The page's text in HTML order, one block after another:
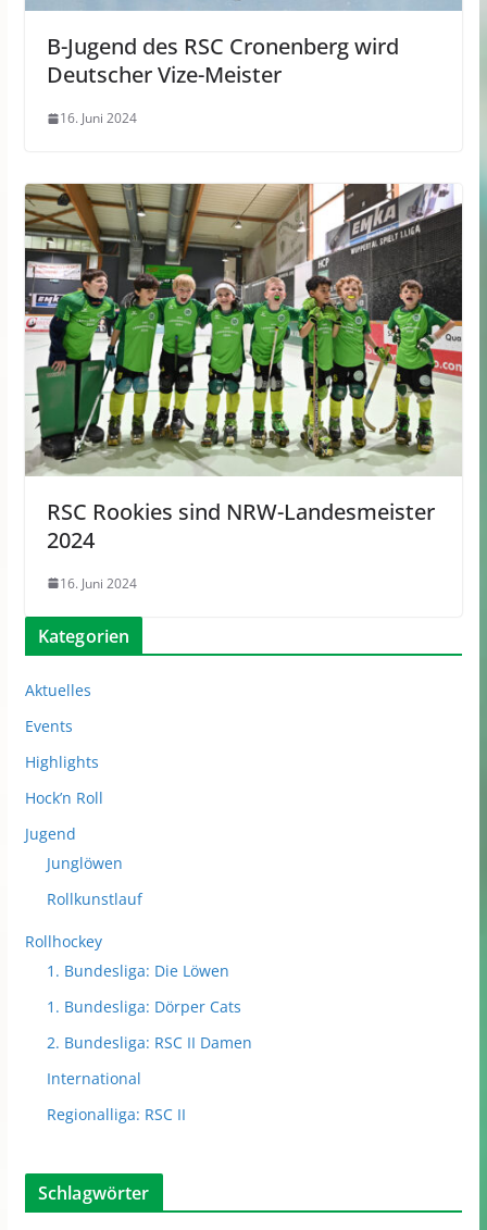
B-Jugend des RSC Cronenberg wird
Deutscher Vize-Meister
16. Juni 2024
RSC Rookies sind NRW-Landesmeister
2024
16. Juni 2024
Kategorien
Aktuelles
Events
Highlights
Hock’n Roll
Jugend
Junglöwen
Rollkunstlauf
Rollhockey
1. Bundesliga: Die Löwen
1. Bundesliga: Dörper Cats
2. Bundesliga: RSC II Damen
International
Regionalliga: RSC II
Schlagwörter